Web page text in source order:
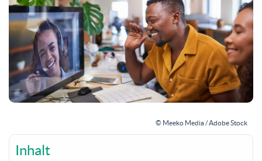
© Meeko Media / Adobe Stock
Inhalt